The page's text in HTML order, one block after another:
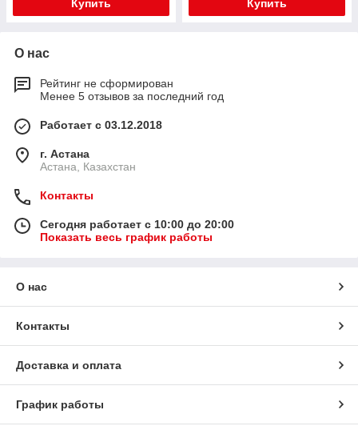
Купить Купить
О нас
Рейтинг не сформирован
Менее 5 отзывов за последний год
Работает с 03.12.2018
г. Астана
Астана, Казахстан
Контакты
Сегодня работает с 10:00 до 20:00
Показать весь график работы
О нас
Контакты
Доставка и оплата
График работы